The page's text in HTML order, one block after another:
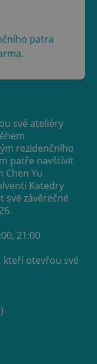
patra
své ateliéry
rezidenčního
patře navštívit
Chen Yu
Katedry
své závěrečné
21:00
kteří otevřou své